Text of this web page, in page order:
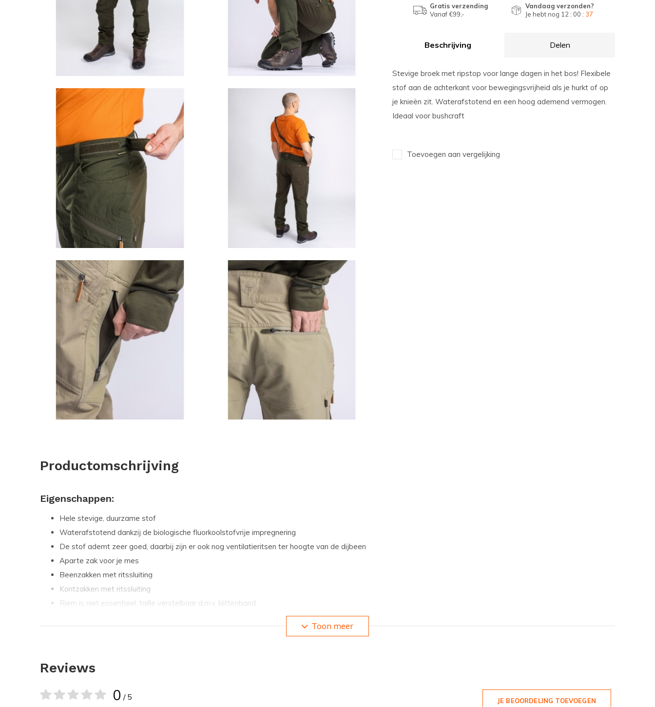
Gratis verzending
Vanaf €99,-
Vandaag verzonden?
Je hebt nog 12 : 00 : 36
Beschrijving Delen
Stevige broek met ripstop voor lange dagen in het bos! Flexibele
stof aan de achterkant voor bewegingsvrijheid als je hurkt of op
je knieën zit. Waterafstotend en een hoog ademend vermogen.
Ideaal voor bushcraft
Toevoegen aan vergelijking
Productomschrijving
Eigenschappen:
Hele stevige, duurzame stof
Waterafstotend dankzij de biologische fluorkoolstofvrije impregnering
De stof ademt zeer goed, daarbij zijn er ook nog ventilatieritsen ter hoogte van de dijbeen
Aparte zak voor je mes
Beenzakken met ritssluiting
Kontzakken met ritssluiting
Riem is niet essentieel, taille verstelbaar d.m.v. klittenband
Specificaties:
Materiaal: 70% katoen, 30% polyamide
Toon meer
Reviews
0 / 5
JE BEOORDELING TOEVOEGEN